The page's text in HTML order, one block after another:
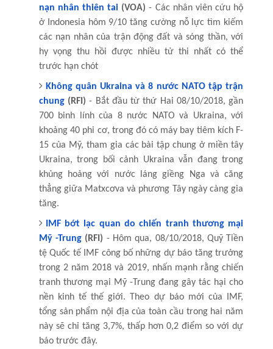
nạn nhân thiên tai (VOA) - Các nhân viên cứu hộ
ở Indonesia hôm 9/10 tăng cường nỗ lực tìm kiếm
các nạn nhân của trận động đất và sóng thần, với
hy vọng thu hồi được nhiều tử thi nhất có thể
trước hạn chót
Không quân Ukraina và 8 nước NATO tập trận
chung(RFI) - Bắt đầu từ thứ Hai 08/10/2018, gần
700 binh lính của 8 nước NATO và Ukraina, với
khoảng 40 phi cơ, trong đó có máy bay tiêm kích F-
15 của Mỹ, tham gia các bài tập chung ở miền tây
Ukraina, trong bối cảnh Ukraina vẫn đang trong
khủng hoảng với nước láng giềng Nga và căng
thẳng giữa Matxcơva và phương Tây ngày càng gia
tăng.
IMF bớt lạc quan do chiến tranh thương mại
Mỹ -Trung (RFI) - Hôm qua, 08/10/2018, Quỹ Tiền
tệ Quốc tế IMF công bố những dự báo tăng trưởng
trong 2 năm 2018 và 2019, nhấn mạnh rằng chiến
tranh thương mại Mỹ -Trung đang gây tác hại cho
nền kinh tế thế giới. Theo dự báo mới của IMF,
tổng sản phẩm nội địa của toàn cầu trong hai năm
này sẽ chỉ tăng 3,7%, thấp hơn 0,2 điểm so với dự
báo trước đây.